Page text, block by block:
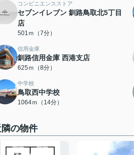
コンビニエンスストア
セブンイレブン 釧路鳥取北5丁目
店
501ｍ（7分）
信用金庫
釧路信用金庫 西港支店
625ｍ（8分）
中学校
鳥取西中学校
1064ｍ（14分）
の物件